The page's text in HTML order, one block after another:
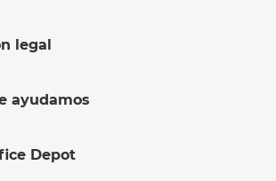
legal
ayudamos
Depot